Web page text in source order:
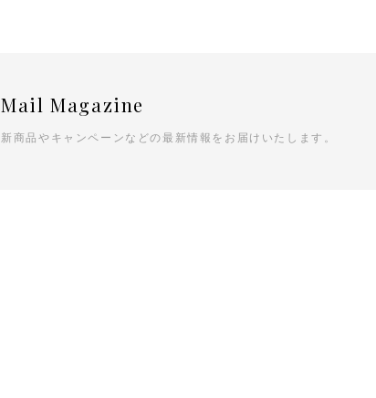
Mail Magazine
新商品やキャンペーンなどの最新情報をお届けいたします。